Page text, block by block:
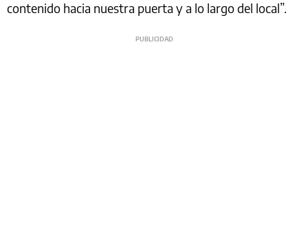
contenido hacia nuestra puerta y a lo largo del local”.